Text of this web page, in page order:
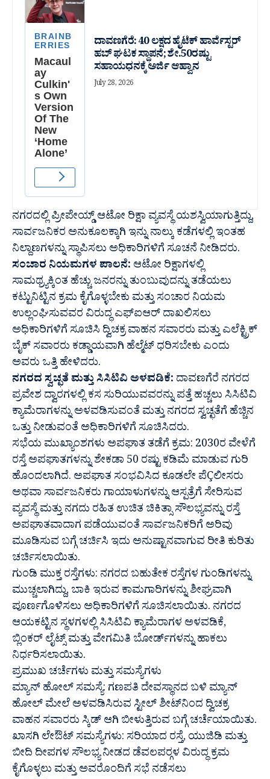
ದಾವಣಗೆರೆ: 40 ಲಕ್ಷದ ಹೈಟೆಕ್ ಹಾರ್ವೆಸ್ಟರ್
ಹಬ್ ಘಟಕ ಸ್ಥಾಪನೆ; ಶೇ.50ರಷ್ಟು
ಸಹಾಯಧನಕ್ಕೆ ಅರ್ಜಿ ಆಹ್ವಾನ
July 28, 2026
ನಗರದಲ್ಲಿ ಪ್ರೀಪೇಯ್ಡ್ ಆಟೋ ರಿಕ್ಷಾ ವ್ಯವಸ್ಥೆ ಯಶಸ್ವಿಯಾಗುತ್ತಿದ್ದು,
ಸಾರ್ವಜನಿಕರ ಅನುಕೂಲಕ್ಕಾಗಿ ಇನ್ನು ನಾಲ್ಕು ಕಡೆಗಳಲ್ಲಿ ಇಂತಹ
ನಿಲ್ದಾಣಗಳನ್ನು ಸ್ಥಾಪಿಸಲು ಅಧಿಕಾರಿಗಳಿಗೆ ಸೂಚನೆ ನೀಡಿದರು.
ಸಂಚಾರ ನಿಯಮಗಳ ಪಾಲನೆ: ಆಟೋ ರಿಕ್ಷಾಗಳಲ್ಲಿ
ಸಾಮಥ್ರ್ಯಕ್ಕಿಂತ ಹೆಚ್ಚು ಜನರನ್ನು ತುಂಬುವುದನ್ನು ತಡೆಯಲು
ಕಟ್ಟುನಿಟ್ಟಿನ ಕ್ರಮ ಕೈಗೊಳ್ಳಬೇಕು ಮತ್ತು ಸಂಚಾರ ನಿಯಮ
ಉಲ್ಲಂಘಿಸುವವರ ವಿರುದ್ಧ ಎಫ್‍ಐಆರ್ ದಾಖಲಿಸಲು
ಅಧಿಕಾರಿಗಳಿಗೆ ಸೂಚಿಸಿ ದ್ವಿಚಕ್ರ ವಾಹನ ಸವಾರರು ಮತ್ತು ಎಲೆಕ್ಟ್ರಿಕ್
ಬೈಕ್ ಸವಾರರು ಕಡ್ಡಾಯವಾಗಿ ಹೆಲ್ಮೆಟ್ ಧರಿಸಬೇಕು ಎಂದು
ಅವರು ಒತ್ತಿ ಹೇಳಿದರು.
ನಗರದ ಸ್ವಚ್ಛತೆ ಮತ್ತು ಸಿಸಿಟಿವಿ ಅಳವಡಿಕೆ: ದಾವಣಗೆರೆ ನಗರದ
ಪ್ರವೇಶ ದ್ವಾರಗಳಲ್ಲಿ ಕಸ ಸುರಿಯುವವರನ್ನು ಪತ್ತೆ ಹಚ್ಚಲು ಸಿಸಿಟಿವಿ
ಕ್ಯಾಮೆರಾಗಳನ್ನು ಅಳವಡಿಸುವಂತೆ ಮತ್ತು ನಗರದ ಸ್ವಚ್ಛತೆಗೆ ಹೆಚ್ಚಿನ
ಒತ್ತು ನೀಡುವಂತೆ ಅಧಿಕಾರಿಗಳಿಗೆ ಸೂಚಿಸಿದರು.
ಸಭೆಯ ಮುಖ್ಯಾಂಶಗಳು ಅಪಘಾತ ತಡೆಗೆ ಕ್ರಮ: 2030ರ ವೇಳೆಗೆ
ರಸ್ತೆ ಅಪಘಾತಗಳನ್ನು ಶೇಕಡಾ 50 ರಷ್ಟು ಕಡಿಮೆ ಮಾಡುವ ಗುರಿ
ಹೊಂದಲಾಗಿದೆ. ಅಪಘಾತ ಸಂಭವಿಸಿದ ಕೂಡಲೇ ಪೆÇಲೀಸರು
ಅಥವಾ ಸಾರ್ವಜನಿಕರು ಗಾಯಾಳುಗಳನ್ನು ಆಸ್ಪತ್ರೆಗೆ ಸೇರಿಸುವ
ವ್ಯವಸ್ಥೆ ಮತ್ತು ನಗದು ರಹಿತ ಉಚಿತ ಚಿಕಿತ್ಸಾ ಸೌಲಭ್ಯವನ್ನು ರಸ್ತೆ
ಅಪಘಾತವಾದಾಗ ಪಡೆಯುವಂತೆ ಸಾರ್ವಜನಿಕರಿಗೆ ಅರಿವು
ಮೂಡಿಸುವ ಬಗ್ಗೆ ಚರ್ಚಿಸಿ ಇದು ಅನುಷ್ಟಾನವಾಗುವ ರೀತಿ ಕುರಿತು
ಚರ್ಚಿಸಲಾಯಿತು.
ಗುಂಡಿ ಮುಕ್ತ ರಸ್ತೆಗಳು: ನಗರದ ಬಹುತೇಕ ರಸ್ತೆಗಳ ಗುಂಡಿಗಳನ್ನು
ಮುಚ್ಚಲಾಗಿದ್ದು, ಬಾಕಿ ಇರುವ ಕಾಮಗಾರಿಗಳನ್ನು ಶೀಘ್ರವಾಗಿ
ಪೂರ್ಣಗೊಳಿಸಲು ಅಧಿಕಾರಿಗಳಿಗೆ ಸೂಚಿಸಲಾಯಿತು. ನಗರದ
ಆಯಕಟ್ಟಿನ ಸ್ಥಳಗಳಲ್ಲಿ ಸಿಸಿಟಿವಿ ಕ್ಯಾಮೆರಾಗಳ ಅಳವಡಿಕೆ,
ಬ್ಲಿಂಕರ್ ಲೈಟ್ಸ್ ಮತ್ತು ವೇಗಮಿತಿ ಬೋರ್ಡ್‍ಗಳನ್ನು ಹಾಕಲು
ನಿರ್ಧರಿಸಲಾಯಿತು.
ಪ್ರಮುಖ ಚರ್ಚೆಗಳು ಮತ್ತು ಸಮಸ್ಯೆಗಳು
ಮ್ಯಾನ್ ಹೋಲ್ ಸಮಸ್ಯೆ: ಗಣಪತಿ ದೇವಸ್ಥಾನದ ಬಳಿ ಮ್ಯಾನ್
ಹೋಲ್ ಮೇಲೆ ಅಳವಡಿಸಿರುವ ಸ್ಟೀಲ್ ಶೀಟ್‍ನಿಂದ ದ್ವಿಚಕ್ರ
ವಾಹನ ಸವಾರರು ಸ್ಕಿಡ್ ಆಗಿ ಬೀಳುತ್ತಿರುವ ಬಗ್ಗೆ ಚರ್ಚೆಯಾಯಿತು.
ಖಾಸಗಿ ಲೇಔಟ್ ಸಮಸ್ಯೆಗಳು: ಸರಿಯಾದ ರಸ್ತೆ, ಯುಜಿಡಿ ಮತ್ತು
ಬೀದಿ ದೀಪಗಳ ಸೌಲಭ್ಯ ನೀಡದ ಡೆವಲಪರ್‍ಗಳ ವಿರುದ್ಧ ಕ್ರಮ
ಕೈಗೊಳ್ಳಲು ಮತ್ತು ಅವರೊಂದಿಗೆ ಸಭೆ ನಡೆಸಲು